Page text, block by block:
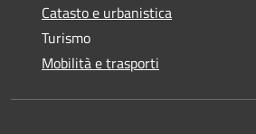
Catasto e urbanistica
Turismo
Mobilità e trasporti